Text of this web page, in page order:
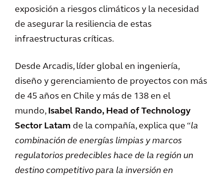
exposición a riesgos climáticos y la necesidad
de asegurar la resiliencia de estas
infraestructuras críticas.
Desde Arcadis, líder global en ingeniería,
diseño y gerenciamiento de proyectos con más
de 45 años en Chile y más de 138 en el
mundo, Isabel Rando, Head of Technology
Sector Latam de la compañía, explica que “la
combinación de energías limpias y marcos
regulatorios predecibles hace de la región un
destino competitivo para la inversión en